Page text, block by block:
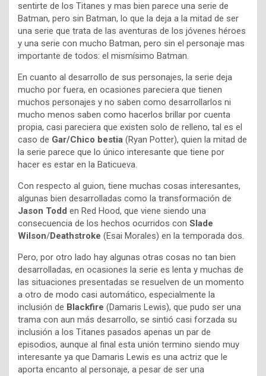
sentirte de los Titanes y mas bien parece una serie de
Batman, pero sin Batman, lo que la deja a la mitad de ser
una serie que trata de las aventuras de los jóvenes héroes
y una serie con mucho Batman, pero sin el personaje mas
importante de todos: el mismísimo Batman.
En cuanto al desarrollo de sus personajes, la serie deja
mucho por fuera, en ocasiones pareciera que tienen
muchos personajes y no saben como desarrollarlos ni
mucho menos saben como hacerlos brillar por cuenta
propia, casi pareciera que existen solo de relleno, tal es el
caso de Gar/Chico bestia (Ryan Potter), quien la mitad de
la serie parece que lo único interesante que tiene por
hacer es estar en la Baticueva.
Con respecto al guion, tiene muchas cosas interesantes,
algunas bien desarrolladas como la transformación de
Jason Todd en Red Hood, que viene siendo una
consecuencia de los hechos ocurridos con Slade
Wilson/Deathstroke (Esai Morales) en la temporada dos.
Pero, por otro lado hay algunas otras cosas no tan bien
desarrolladas, en ocasiones la serie es lenta y muchas de
las situaciones presentadas se resuelven de un momento
a otro de modo casi automático, especialmente la
inclusión de Blackfire (Damaris Lewis), que pudo ser una
trama con aun más desarrollo, se sintió casi forzada su
inclusión a los Titanes pasados apenas un par de
episodios, aunque al final esta unión termino siendo muy
interesante ya que Damaris Lewis es una actriz que le
aporta encanto al personaje, a pesar de ser una